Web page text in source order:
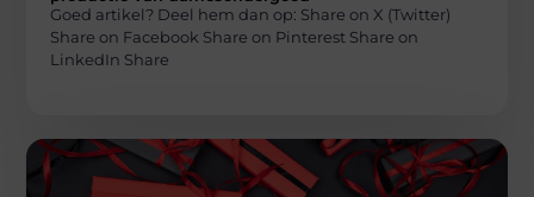
Goed artikel? Deel hem dan op: Share on X (Twitter)
Share on Facebook Share on Pinterest Share on
LinkedIn Share